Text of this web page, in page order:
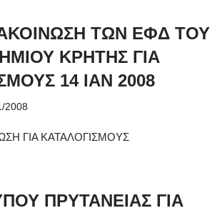
ΤΩΝ ΕΦΔ ΤΟΥ
ΚΡΗΤΗΣ ΓΙΑ
14 ΙΑΝ 2008
2008
ΓΙΑ ΚΑΤΑΛΟΓΙΣΜΟΥΣ
ΠΡΥΤΑΝΕΙΑΣ ΓΙΑ